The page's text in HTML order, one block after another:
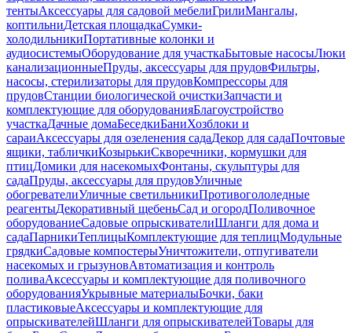
тентыАксессуары для садовой мебелиГрилиМангалы,
коптильниДетская площадкаСумки-
холодильникиПортативные колонки и
аудиосистемыОборудование для участкаБытовые насосыЛюки
канализационныеПруды, аксессуары для прудовФильтры,
насосы, стерилизаторы для прудовКомпрессоры для
прудовСтанции биологической очисткиЗапчасти и
комплектующие для оборудованияБлагоустройство
участкаДачные домаБеседкиБаниХозблоки и
сараиАксессуары для озеленения садаДекор для садаПочтовые
ящики, табличкиКозырькиСкворечники, кормушки для
птицДомики для насекомыхФонтаны, скульптуры для
садаПруды, аксессуары для прудовУличные
обогревателиУличные светильникиПротивогололедные
реагентыДекоративный щебеньСад и огородПоливочное
оборудованиеСадовые опрыскивателиШланги для дома и
садаПарникиТеплицыКомплектующие для теплицМодульные
грядкиСадовые компостерыУничтожители, отпугиватели
насекомых и грызуновАвтоматизация и контроль
поливаАксессуары и комплектующие для поливочного
оборудованияУкрывные материалыБочки, баки
пластиковыеАксессуары и комплектующие для
опрыскивателейШланги для опрыскивателейТовары для